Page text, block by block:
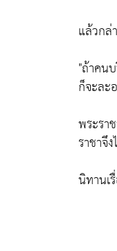
แล้วกล่
"ถ้าคน
ก็จะละ
พระรา
ราชาจึ
นิทาน